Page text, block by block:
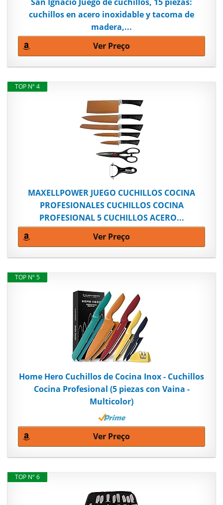
cuchillos en acero inoxidable y tacoma de
madera,...
Ver Preço
TOP Nº 4
MAXELLPOWER JUEGO CUCHILLOS COCINA
PROFESIONALES CUCHILLOS COCINA
PROFESIONAL 5 CUCHILLOS ACERO...
Ver Preço
TOP Nº 5
Home Hero Cuchillos de Cocina Inox - Cuchillos
Cocina Profesional (5 piezas con Vaina -
Multicolor)
Ver Preço
TOP Nº 6